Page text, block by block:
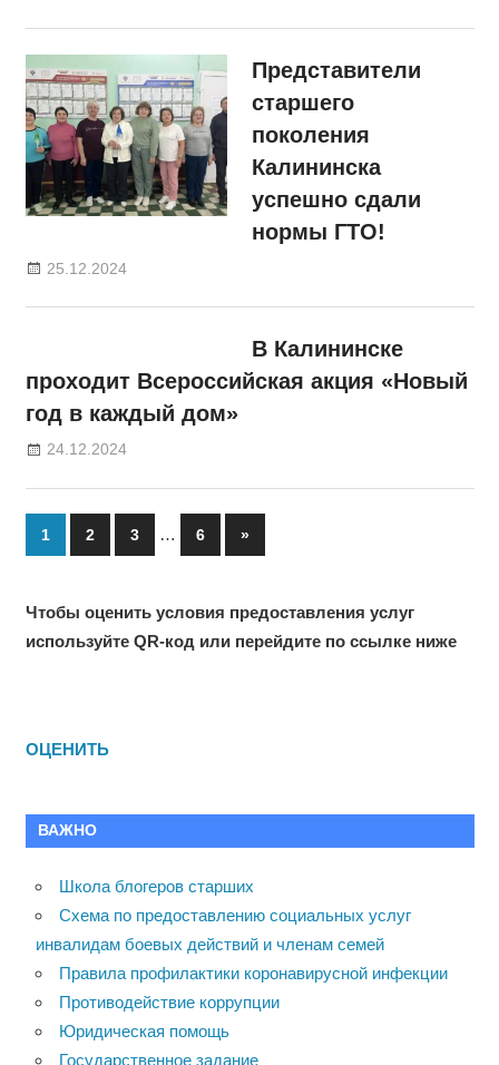
Представители
старшего
поколения
Калининска
успешно сдали
нормы ГТО!
25.12.2024
В Калининске
проходит Всероссийская акция «Новый
год в каждый дом»
24.12.2024
Пагинация
1 2 3 … 6
Next
Posts
»
Чтобы оценить условия предоставления услуг
используйте QR-код или перейдите по ссылке ниже
ОЦЕНИТЬ
ВАЖНО
Школа блогеров старших
Схема по предоставлению социальных услуг
инвалидам боевых действий и членам семей
Правила профилактики коронавирусной инфекции
Противодействие коррупции
Юридическая помощь
Государственное задание